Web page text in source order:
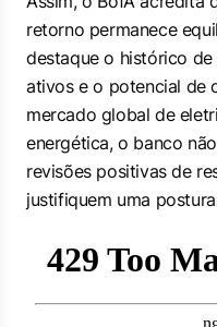
retorno permanece
destaque o histórico
ativos e o potencial de
mercado global de
energética, o banco
revisões positivas de
justifiquem uma